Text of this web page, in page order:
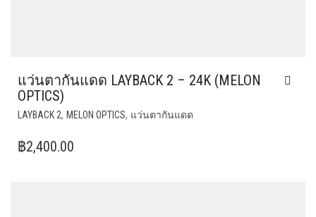
แว่นตากันแดด LAYBACK 2 – 24K (MELON
OPTICS)
LAYBACK 2, MELON OPTICS, แว่นตากันแดด
฿2,400.00